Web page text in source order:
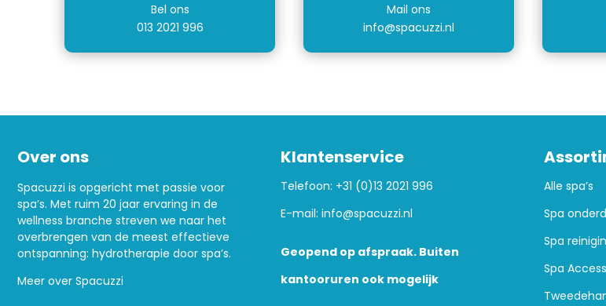
Bel ons
013 2021 996
Mail ons
info@spacuzzi.nl
Over ons
Spacuzzi is opgericht met passie voor
spa’s. Met ruim 20 jaar ervaring in de
wellness branche streven we naar het
overbrengen van de meest effectieve
ontspanning: hydrotherapie door spa’s.
Meer over Spacuzzi
Klantenservice
Telefoon: +31 (0)13 2021 996
E-mail: info@spacuzzi.nl
Geopend op afspraak. Buiten
kantooruren ook mogelijk
Alle spa’s
Spa
Spa
Spa